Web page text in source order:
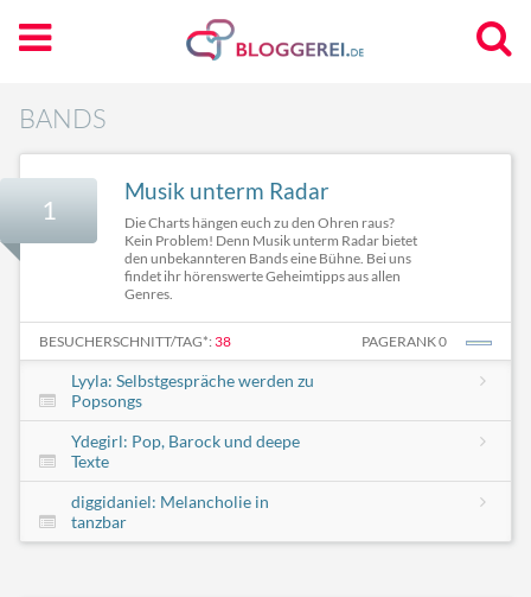
BANDS
1
Musik unterm Radar
Die Charts hängen euch zu den Ohren raus?
Kein Problem! Denn Musik unterm Radar bietet
den unbekannteren Bands eine Bühne. Bei uns
findet ihr hörenswerte Geheimtipps aus allen
Genres.
BESUCHERSCHNITT/TAG*: 38 PAGERANK 0
Lyyla: Selbstgespräche werden zu
Popsongs
Ydegirl: Pop, Barock und deepe
Texte
diggidaniel: Melancholie in
tanzbar